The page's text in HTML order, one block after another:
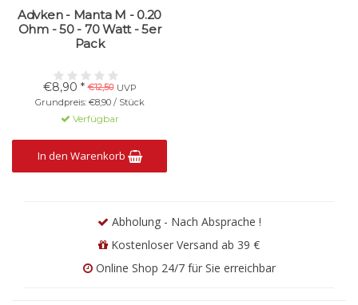
Advken - Manta M - 0.20
Ohm - 50 - 70 Watt - 5er
Pack
€8,90 * €12,50 UVP
Grundpreis: €8,90 / Stück
Verfügbar
In den Warenkorb
Abholung - Nach Absprache !
Kostenloser Versand ab 39 €
Online Shop 24/7 für Sie erreichbar